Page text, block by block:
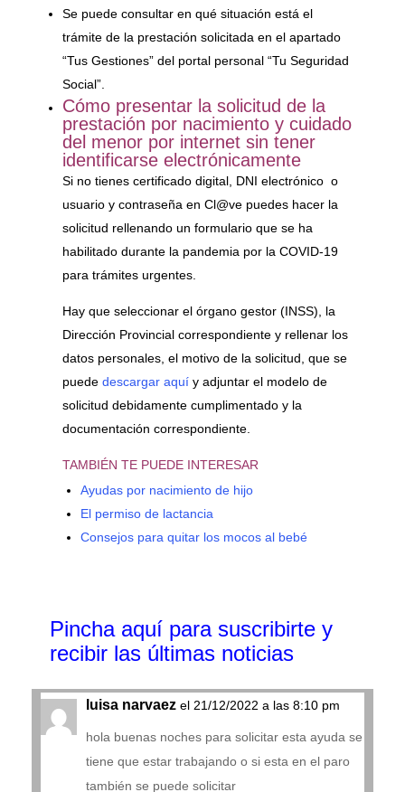
Se puede consultar en qué situación está el
trámite de la prestación solicitada en el apartado
“Tus Gestiones” del portal personal “Tu Seguridad
Social”.
Cómo presentar la solicitud de la
prestación por nacimiento y cuidado
del menor por internet sin tener
identificarse electrónicamente
Si no tienes certificado digital, DNI electrónico o
usuario y contraseña en Cl@ve puedes hacer la
solicitud rellenando un formulario que se ha
habilitado durante la pandemia por la COVID-19
para trámites urgentes.
Hay que seleccionar el órgano gestor (INSS), la
Dirección Provincial correspondiente y rellenar los
datos personales, el motivo de la solicitud, que se
puede descargar aquíy adjuntar el modelo de
solicitud debidamente cumplimentado y la
documentación correspondiente.
TAMBIÉN TE PUEDE INTERESAR
Ayudas por nacimiento de hijo
El permiso de lactancia
Consejos para quitar los mocos al bebé
Pincha aquí para suscribirte y
recibir las últimas noticias
luisa narvaez el 21/12/2022 a las 8:10 pm
hola buenas noches para solicitar esta ayuda se
tiene que estar trabajando o si esta en el paro
también se puede solicitar